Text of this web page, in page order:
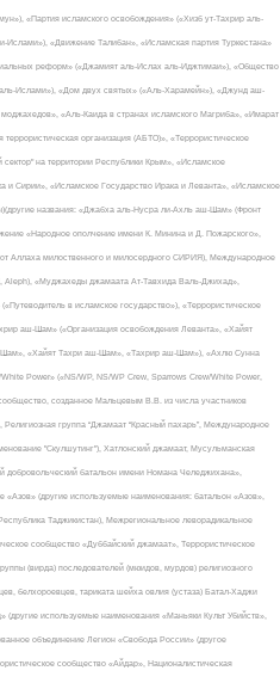
«Партия исламского освобождения» («Хизб ут-Тахрир аль-
«Движение Талибан», «Исламская партия Туркестана»
реформ» («Джамият аль-Ислах аль-Иджтимаи»), «Общество
Ислами»), «Дом двух святых» («Аль-Харамейн»), «Джунд аш-
«Аль-Каида в странах исламского Магриба», «Имарат
организация (АБТО)», «Террористическое
на территории Республики Крым», «Исламское
и Сирии», «Исламское Государство Ирака и Леванта», «Исламское
названия: «Джабха аль-Нусра ли-Ахль аш-Шам» (Фронт
«Народное ополчение имени К. Минина и Д. Пожарского»,
Аллаха милоственного и милосердного СИРИЯ), Международное
Aleph), «Муджахеды джамаата Ат-Тавхида Валь-Джихад»,
в исламское государство»), «Террористическое
аш-Шам» («Организация освобождения Леванта», «Хайят
«Хайят Тахри аш-Шам», «Тахрир аш-Шам»), «Ахлю Сунна
Power» («NS/WP, NS/WP Crew, Sparrows Crew/White Power,
созданное Мальцевым В.В. из числа участников
группа “Джамаат “Красный пахарь”, Международное
"Скулшутинг"), Хатлонский джамаат, Мусульманская
добровольческий батальон имени Номана Челеджихана»,
«Азов» (другие используемые наименования: батальон «Азов»,
Таджикистан), Межрегиональное леворадикальное
сообщество «Дуббайский джамаат», Террористическое
(вирда) последователей (мюидов, мурдов) религиозного
белхороевцев, тариката шейха овлия (устаза) Батал-Хаджи
используемые наименования «Маньяки Культ Убийств»,
объединение Легион «Свобода России» (другое
сообщество «Айдар», Националистическая